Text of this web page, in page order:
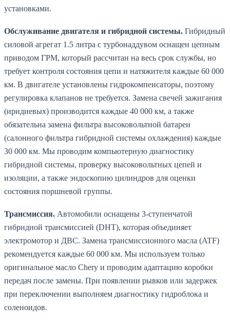
установками.
Обслуживание двигателя и гибридной системы. Гибридный
силовой агрегат 1.5 литра с турбонаддувом оснащен цепным
приводом ГРМ, который рассчитан на весь срок службы, но
требует контроля состояния цепи и натяжителя каждые 60 000
км. В двигателе установлены гидрокомпенсаторы, поэтому
регулировка клапанов не требуется. Замена свечей зажигания
(иридиевых) производится каждые 40 000 км, а также
обязательна замена фильтра высоковольтной батареи
(салонного фильтра гибридной системы охлаждения) каждые
30 000 км. Мы проводим компьютерную диагностику
гибридной системы, проверку высоковольтных цепей и
изоляции, а также эндоскопию цилиндров для оценки
состояния поршневой группы.
Трансмиссия. Автомобили оснащены 3-ступенчатой
гибридной трансмиссией (DHT), которая объединяет
электромотор и ДВС. Замена трансмиссионного масла (ATF)
рекомендуется каждые 60 000 км. Мы используем только
оригинальное масло Chery и проводим адаптацию коробки
передач после замены. При появлении рывков или задержек
при переключении выполняем диагностику гидроблока и
соленоидов.